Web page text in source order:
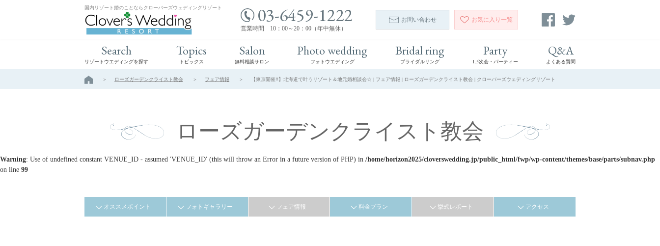
国内リゾート婚のことならクローバーズウェディングリゾート 03-6459-1222
営業時間 10：00～20：00（年中無休）
お問い合わせ お気に入り 一覧
Search
リゾートウエディングを探す
Topics
トピックス
Salon
無料相談サロン
Photo wedding
フォトウエディング
Bridal ring
ブライダルリング
Party
1.5次会・パーティー
Q&A
よくある質問
ローズガーデンクライスト教会 フェア情報 【東京開催!!】北海道で叶うリゾート＆地元婚相談会☆ | フェア情報 | ローズガーデンクライスト教会 | クローバーズウェディングリゾート
ローズガーデンクライスト教会
Warning: Use of undefined constant VENUE_ID - assumed 'VENUE_ID' (this will throw an Error in a future version of PHP) in /home/horizon2025/cloverswedding.jp/public_html/fwp/wp-content/themes/base/parts/subnav.php
on line 99
オススメポイント フォトギャラリー フェア情報 料金プラン 挙式レポート アクセス